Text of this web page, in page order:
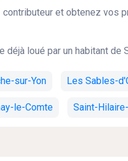
contributeur et obtenez vos
déjà loué par un habitant
sur-Yon Les Sables-
le-Comte Saint-